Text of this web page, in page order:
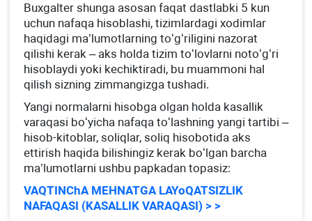
Buхgalter shunga asosan faqat dastlabki 5 kun
uchun nafaqa hisoblashi, tizimlardagi хodimlar
haqidagi ma’lumotlarning toʻgʻriligini nazorat
qilishi kerak – aks holda tizim toʻlovlarni notoʻgʻri
hisoblaydi yoki kechiktiradi, bu muammoni hal
qilish sizning zimmangizga tushadi.
Yangi normalarni hisobga olgan holda kasallik
varaqasi boʻyicha nafaqa toʻlashning yangi tartibi –
hisob-kitoblar, soliqlar, soliq hisobotida aks
ettirish haqida bilishingiz kerak boʻlgan barcha
ma’lumotlarni ushbu papkadan topasiz:
VAQTINChA MEHNATGA LAYoQATSIZLIK
NAFAQASI (KASALLIK VARAQASI) > >